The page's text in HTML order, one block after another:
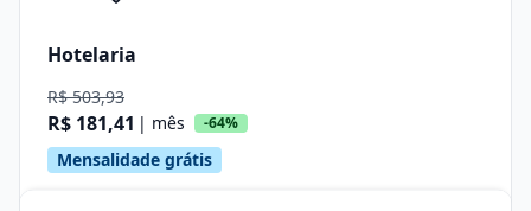
Hotelaria
R$ 503,93
R$ 181,41 | mês -64%
Mensalidade grátis